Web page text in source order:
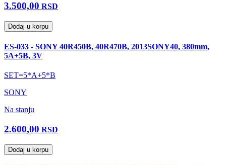
3.500,00 RSD
Dodaj u korpu
ES-033 - SONY 40R450B, 40R470B, 2013SONY40, 380mm,
5A+5B, 3V
SET=5*A+5*B
SONY
Na stanju
2.600,00 RSD
Dodaj u korpu